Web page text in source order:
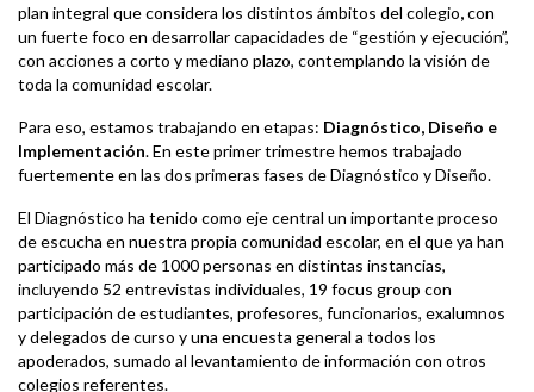
plan integral que considera los distintos ámbitos del colegio,con
un fuerte foco en desarrollar capacidades de “gestión y ejecución”,
con acciones a corto y mediano plazo, contemplando la visión de
toda la comunidad escolar.
Para eso, estamos trabajando en etapas: Diagnóstico, Diseño e
Implementación. En este primer trimestre hemos trabajado
fuertemente en las dos primeras fases de Diagnóstico y Diseño.
El Diagnóstico ha tenido como eje central un importante proceso
de escucha en nuestra propia comunidad escolar, en el que ya han
participado más de 1000 personas en distintas instancias,
incluyendo 52 entrevistas individuales, 19 focus group con
participación de estudiantes, profesores, funcionarios, exalumnos
y delegados de curso y una encuesta general a todos los
apoderados, sumado al levantamiento de información con otros
colegios referentes.